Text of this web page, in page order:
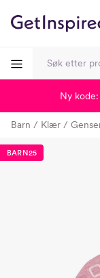
Barn Klær
BARN25
Ny kode: